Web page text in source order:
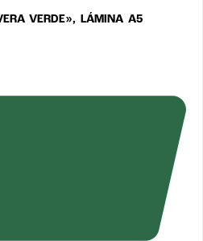
VERDE», LÁMINA A5